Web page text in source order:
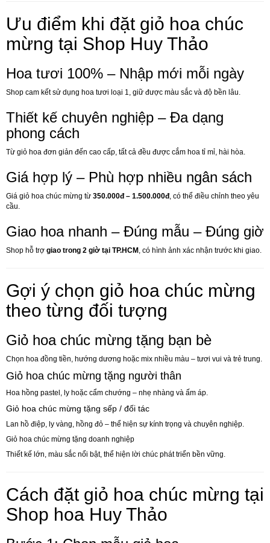
Ưu điểm khi đặt giỏ hoa chúc
mừng tại Shop Huy Thảo
Hoa tươi 100% – Nhập mới mỗi ngày
Shop cam kết sử dụng hoa tươi loại 1, giữ được màu sắc và độ bền lâu.
Thiết kế chuyên nghiệp – Đa dạng
phong cách
Từ giỏ hoa đơn giản đến cao cấp, tất cả đều được cắm hoa tỉ mỉ, hài hòa.
Giá hợp lý – Phù hợp nhiều ngân sách
Giá giỏ hoa chúc mừng từ 350.000đ – 1.500.000đ, có thể điều chỉnh theo yêu
cầu.
Giao hoa nhanh – Đúng mẫu – Đúng giờ
Shop hỗ trợ giao trong 2 giờ tại TP.HCM , có hình ảnh xác nhận trước khi giao.
Gợi ý chọn giỏ hoa chúc mừng
theo từng đối tượng
Giỏ hoa chúc mừng tặng bạn bè
Chọn hoa đồng tiền, hướng dương hoặc mix nhiều màu – tươi vui và trẻ trung.
Giỏ hoa chúc mừng tặng người thân
Hoa hồng pastel, ly hoặc cẩm chướng – nhẹ nhàng và ấm áp.
Giỏ hoa chúc mừng tặng sếp / đối tác
Lan hồ điệp, ly vàng, hồng đỏ – thể hiện sự kính trọng và chuyên nghiệp.
Giỏ hoa chúc mừng tặng doanh nghiệp
Thiết kế lớn, màu sắc nổi bật, thể hiện lời chúc phát triển bền vững.
Cách đặt giỏ hoa chúc mừng tại
Shop hoa Huy Thảo